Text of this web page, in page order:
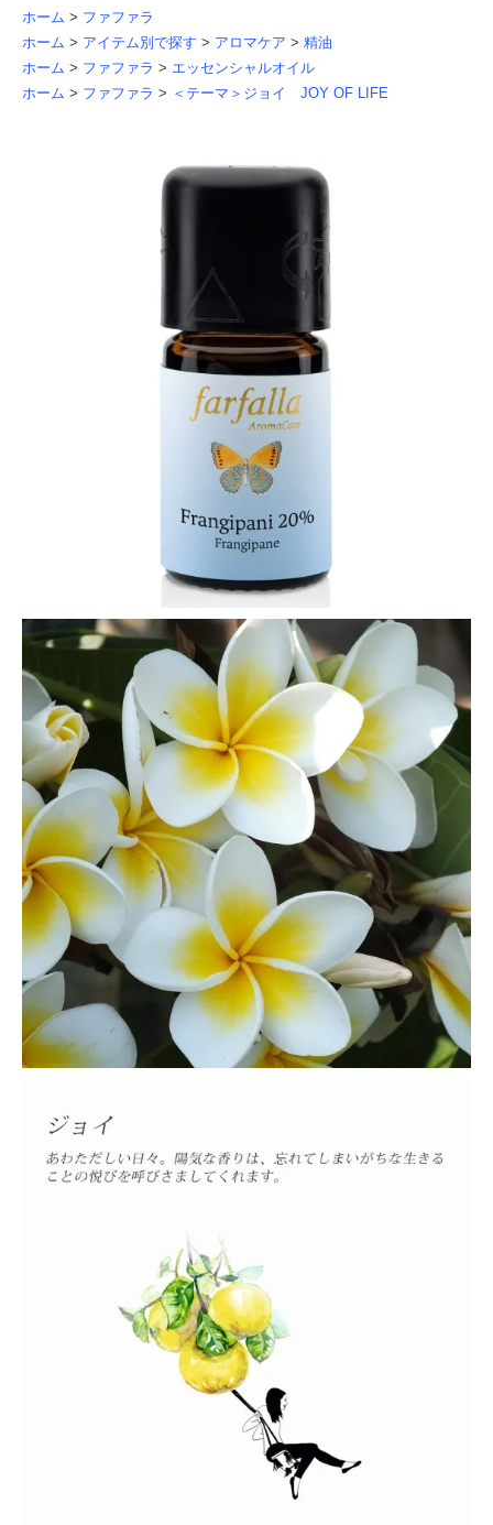
ホーム > ファファラ
ホーム > アイテム別で探す > アロマケア > 精油
ホーム > ファファラ > エッセンシャルオイル
ホーム > ファファラ > ＜テーマ＞ジョイ JOY OF LIFE